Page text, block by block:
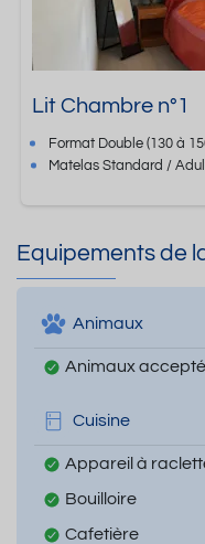
Lit Chambre n°1
Format Double (130 à
Matelas Standard /
Equipements de
Animaux
Animaux
Cuisine
Appareil à
Bouilloire
Cafetière